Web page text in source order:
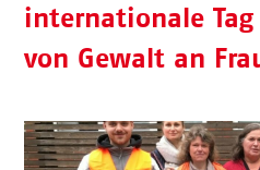
internationale
von Gewalt an